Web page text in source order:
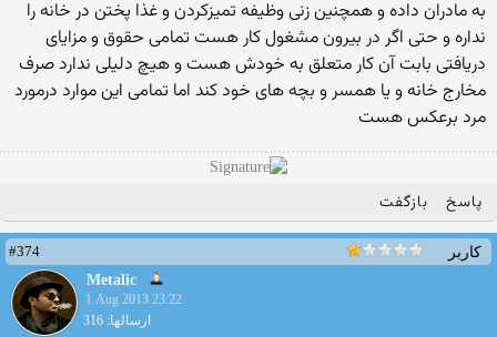
به مادران داده و همچنین زنی وظیفه تمیزکردن و غذا پختن در خانه را
نداره و حتی اگر در بیرون مشغول کار هست تمامی حقوق و مزایای
دریافتی بابت آن کار متعلق به خودش هست و هیچ دلیلی ندارد صرف
مخارج خانه و یا همسر و بچه های خود کند اما تمامی این موارد درمورد
مرد برعکس هست
پاسخ بازگفت
کاربر
#374
Metalic
1 Aug 2013 23:22
ارسالها: 316